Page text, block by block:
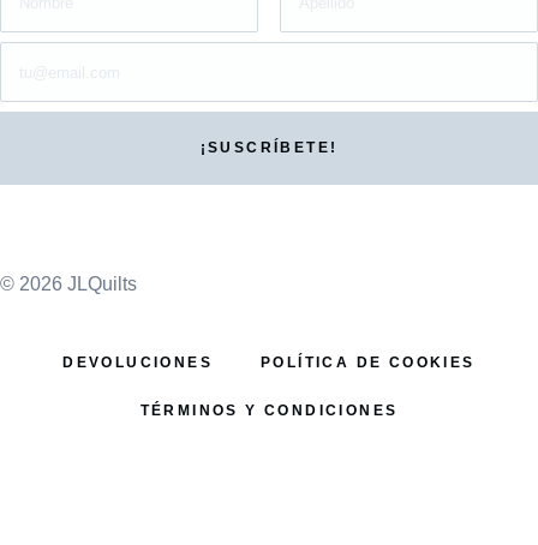
© 2026 JLQuilts
DEVOLUCIONES POLÍTICA DE COOKIES
TÉRMINOS Y CONDICIONES